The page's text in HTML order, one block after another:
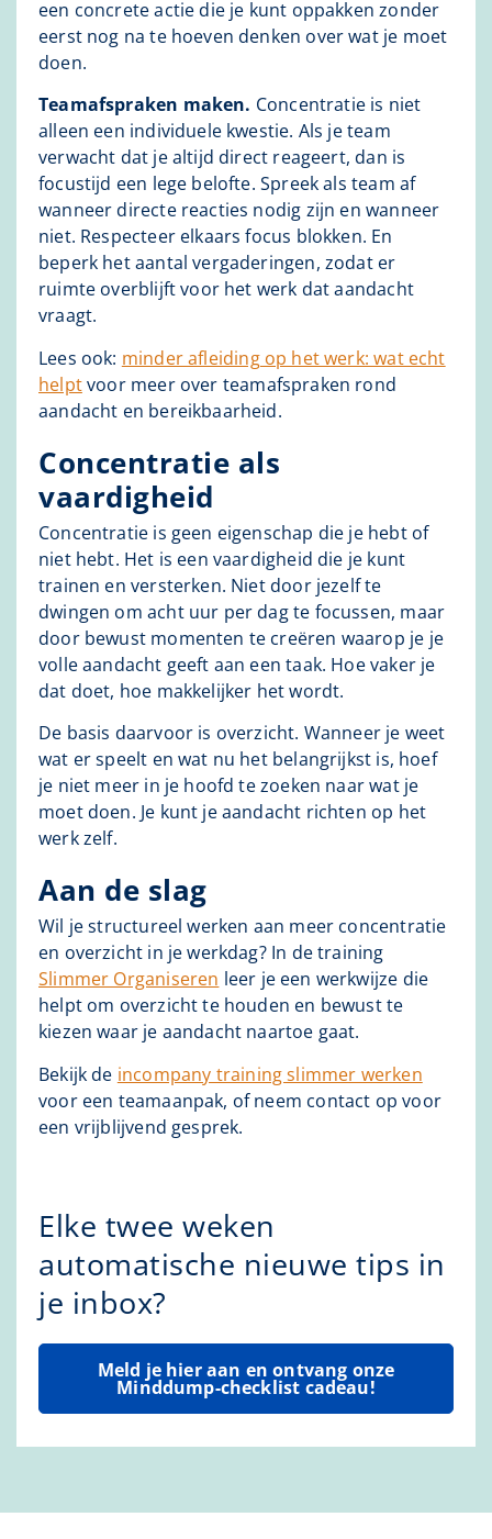
een concrete actie die je kunt oppakken zonder
eerst nog na te hoeven denken over wat je moet
doen.
Teamafspraken maken. Concentratie is niet
alleen een individuele kwestie. Als je team
verwacht dat je altijd direct reageert, dan is
focustijd een lege belofte. Spreek als team af
wanneer directe reacties nodig zijn en wanneer
niet. Respecteer elkaars focus blokken. En
beperk het aantal vergaderingen, zodat er
ruimte overblijft voor het werk dat aandacht
vraagt.
Lees ook: minder afleiding op het werk: wat echt
helptvoor meer over teamafspraken rond
aandacht en bereikbaarheid.
Concentratie als
vaardigheid
Concentratie is geen eigenschap die je hebt of
niet hebt. Het is een vaardigheid die je kunt
trainen en versterken. Niet door jezelf te
dwingen om acht uur per dag te focussen, maar
door bewust momenten te creëren waarop je je
volle aandacht geeft aan een taak. Hoe vaker je
dat doet, hoe makkelijker het wordt.
De basis daarvoor is overzicht. Wanneer je weet
wat er speelt en wat nu het belangrijkst is, hoef
je niet meer in je hoofd te zoeken naar wat je
moet doen. Je kunt je aandacht richten op het
werk zelf.
Aan de slag
Wil je structureel werken aan meer concentratie
en overzicht in je werkdag? In de training
Slimmer Organiseren leer je een werkwijze die
helpt om overzicht te houden en bewust te
kiezen waar je aandacht naartoe gaat.
Bekijk de incompany training slimmer werken
voor een teamaanpak, of neem contact op voor
een vrijblijvend gesprek.
Elke twee weken
automatische nieuwe tips in
je inbox?
Meld je hier aan en ontvang onze
Minddump-checklist cadeau!